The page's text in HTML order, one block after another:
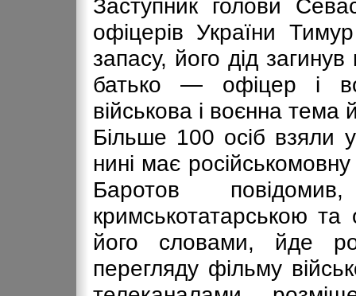
Заступник голови
офіцерів України
запасу, його дід
батько — офіцер і
військова і воєнна тема
Більше 100 осіб взяли
нині має
Баротов
кримськотатарською
його словами, йде
перегляду фільму